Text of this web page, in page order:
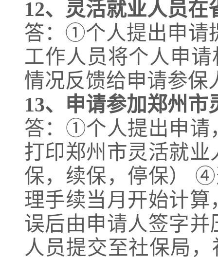
12、 灵活就业人员在
答：①个人提出申请
工作人员将个人申
情况反馈给申请参保
13、 申请参加郑州市
答：①个人提出申请
打印郑州市灵活就
保，续保，停保）
理手续当月开始计
误后由申请人签字
人员提交至社保局